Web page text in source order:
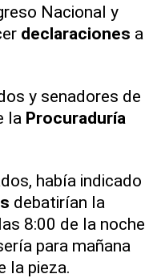
Nacional y
declaraciones a
y senadores de
la Procuraduría
había indicado
debatirían la
8:00 de la noche
para mañana
la pieza.